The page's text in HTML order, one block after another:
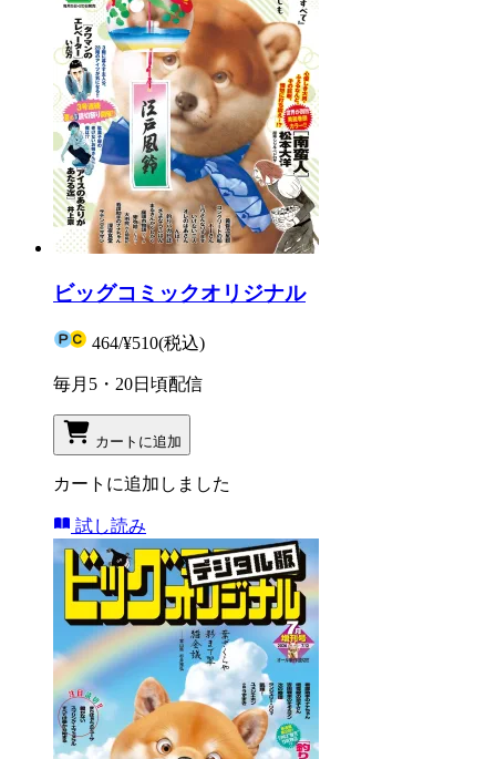
ビッグコミックオリジナル
464/¥510(税込)
毎月5・20日頃配信
カートに追加
カートに追加しました
試し読み